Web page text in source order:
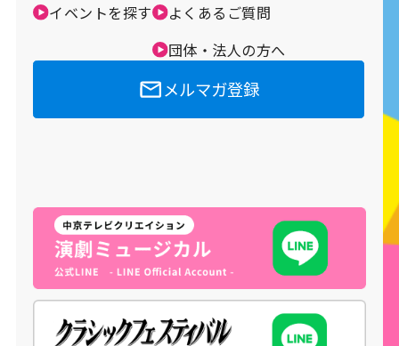
イベントを探す
よくあるご質問
団体・法人の方へ
メルマガ登録